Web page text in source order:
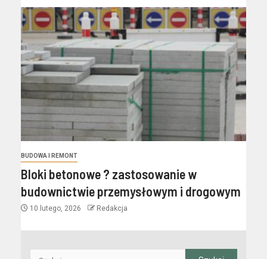
BUDOWA I REMONT
Bloki betonowe ? zastosowanie w
budownictwie przemysłowym i drogowym
10 lutego, 2026 Redakcja